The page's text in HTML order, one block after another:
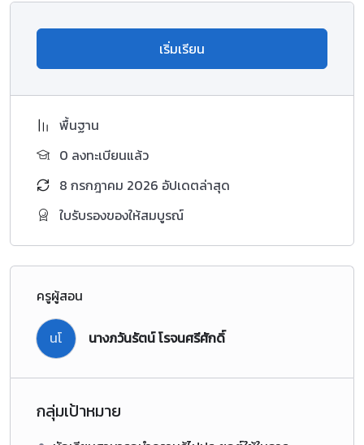
เริ่มเรียน
พื้นฐาน
0 ลงทะเบียนแล้ว
8 กรกฎาคม 2026 อัปเดตล่าสุด
ใบรับรองของให้สมบูรณ์
ครูผู้สอน
นโ นางภวันรัตน์ โรจนศรีศักดิ์
กลุ่มเป้าหมาย